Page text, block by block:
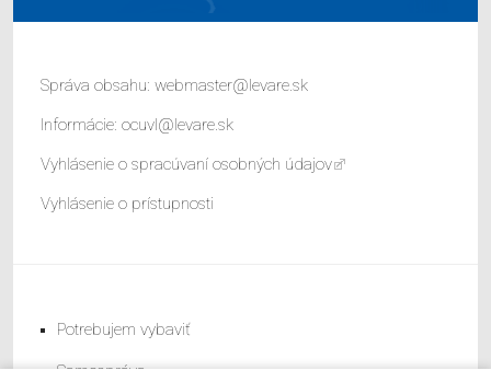
Správa obsahu: webmaster@levare.sk
Informácie: ocuvl@levare.sk
Vyhlásenie o spracúvaní osobných údajov
Vyhlásenie o prístupnosti
Potrebujem vybaviť
Samospráva